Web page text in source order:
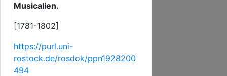
Musicalien.
[1781-1802]
https://purl.uni-
rostock.de/rosdok/ppn1928200
494